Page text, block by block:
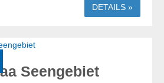
DETAILS »
Seengebiet